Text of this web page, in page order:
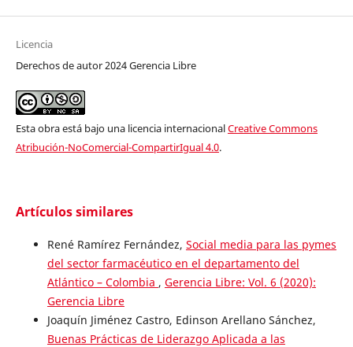
Licencia
Derechos de autor 2024 Gerencia Libre
Esta obra está bajo una licencia internacionalCreative Commons
Atribución-NoComercial-CompartirIgual 4.0.
Artículos similares
René Ramírez Fernández, Social media para las pymes
del sector farmacéutico en el departamento del
Atlántico – Colombia , Gerencia Libre: Vol. 6 (2020):
Gerencia Libre
Joaquín Jiménez Castro, Edinson Arellano Sánchez,
Buenas Prácticas de Liderazgo Aplicada a las